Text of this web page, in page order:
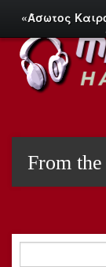
«Άσωτος
From